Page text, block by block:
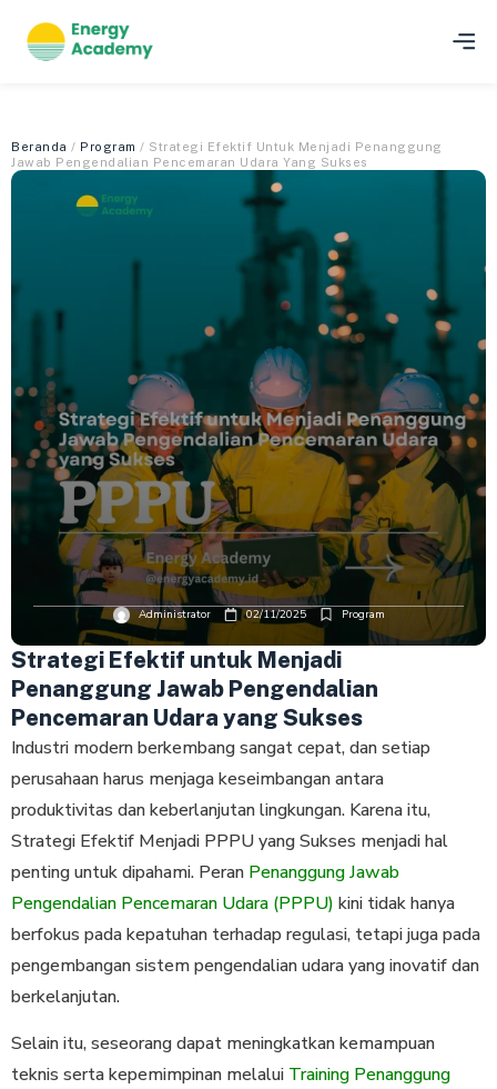
Beranda / Program / Strategi Efektif Untuk Menjadi Penanggung
Jawab Pengendalian Pencemaran Udara Yang Sukses
Administrator 02/11/2025 Program
Strategi Efektif untuk Menjadi
Penanggung Jawab Pengendalian
Pencemaran Udara yang Sukses
Industri modern berkembang sangat cepat, dan setiap
perusahaan harus menjaga keseimbangan antara
produktivitas dan keberlanjutan lingkungan. Karena itu,
Strategi Efektif Menjadi PPPU yang Sukses menjadi hal
penting untuk dipahami. Peran Penanggung Jawab
Pengendalian Pencemaran Udara (PPPU) kini tidak hanya
berfokus pada kepatuhan terhadap regulasi, tetapi juga pada
pengembangan sistem pengendalian udara yang inovatif dan
berkelanjutan.
Selain itu, seseorang dapat meningkatkan kemampuan
teknis serta kepemimpinan melalui Training Penanggung